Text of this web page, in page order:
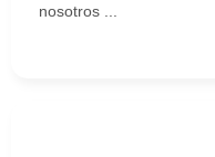
nosotros ...